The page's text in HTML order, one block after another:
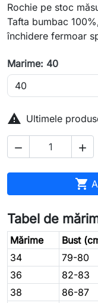
Rochie pe stoc
Tafta bumbac
închidere fermoar
Marime: 40
 Ultimele
 

Tabel de
Mărime Bust
34
79-80
36
82-83
38
86-87